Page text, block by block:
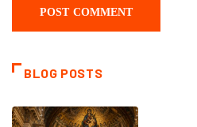
BLOG POSTS